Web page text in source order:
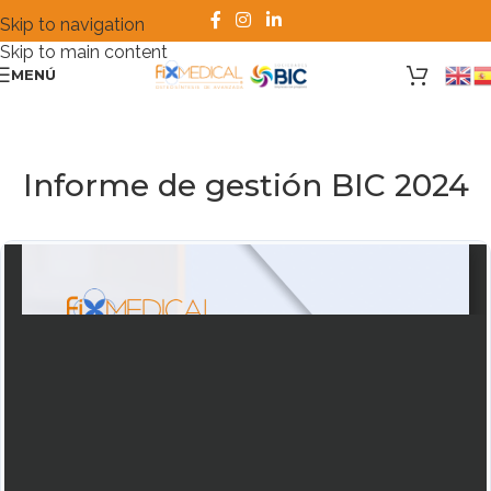
Skip to navigation
Skip to main content
MENÚ
Informe de gestión BIC 2024